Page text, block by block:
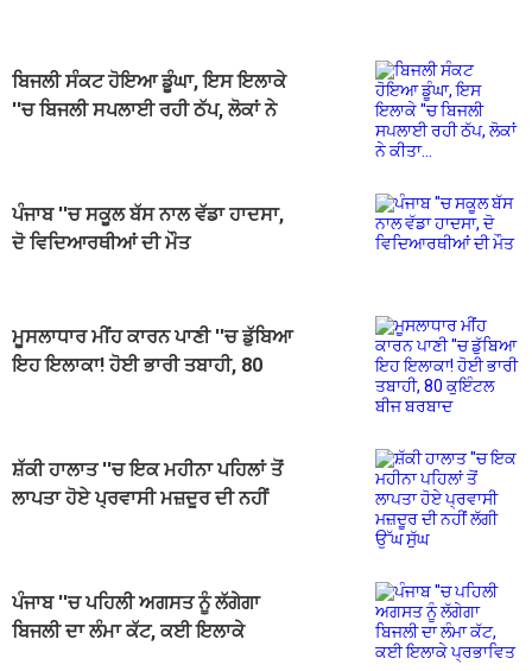
ਬਿਜਲੀ ਸੰਕਟ ਹੋਇਆ ਡੂੰਘਾ, ਇਸ ਇਲਾਕੇ
''ਚ ਬਿਜਲੀ ਸਪਲਾਈ ਰਹੀ ਠੱਪ, ਲੋਕਾਂ ਨੇ
ਪੰਜਾਬ ''ਚ ਸਕੂਲ ਬੱਸ ਨਾਲ ਵੱਡਾ ਹਾਦਸਾ,
ਦੋ ਵਿਦਿਆਰਥੀਆਂ ਦੀ ਮੌਤ
ਮੂਸਲਾਧਾਰ ਮੀਂਹ ਕਾਰਨ ਪਾਣੀ ''ਚ ਡੁੱਬਿਆ
ਇਹ ਇਲਾਕਾ! ਹੋਈ ਭਾਰੀ ਤਬਾਹੀ, 80
ਸ਼ੱਕੀ ਹਾਲਾਤ ''ਚ ਇਕ ਮਹੀਨਾ ਪਹਿਲਾਂ ਤੋਂ
ਲਾਪਤਾ ਹੋਏ ਪ੍ਰਵਾਸੀ ਮਜ਼ਦੂਰ ਦੀ ਨਹੀਂ
ਪੰਜਾਬ ''ਚ ਪਹਿਲੀ ਅਗਸਤ ਨੂੰ ਲੱਗੇਗਾ
ਬਿਜਲੀ ਦਾ ਲੰਮਾ ਕੱਟ, ਕਈ ਇਲਾਕੇ